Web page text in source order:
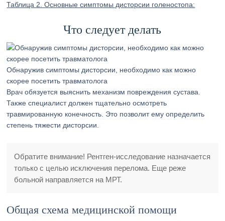
Таблица 2. Основные симптомы дисторсии голеностопа:
Что следует делать
Обнаружив симптомы дисторсии, необходимо как можно
скорее посетить травматолога
Врач обязуется выяснить механизм повреждения сустава.
Также специалист должен тщательно осмотреть
травмированную конечность. Это позволит ему определить
степень тяжести дисторсии.
Обратите внимание! Рентген-исследование назначается
только с целью исключения перелома. Еще реже
больной направляется на МРТ.
Общая схема медицинской помощи